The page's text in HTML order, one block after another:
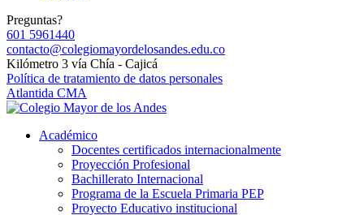
Preguntas?
601 5961440
contacto@colegiomayordelosandes.edu.co
Kilómetro 3 vía Chía - Cajicá
Política de tratamiento de datos personales
Atlantida CMA
Académico
Docentes certificados internacionalmente
Proyección Profesional
Bachillerato Internacional
Programa de la Escuela Primaria PEP
Proyecto Educativo institucional